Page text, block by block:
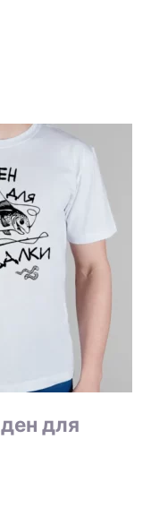
для